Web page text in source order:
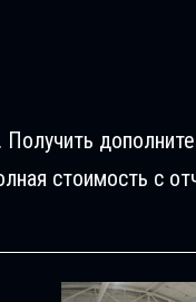
стоимость с